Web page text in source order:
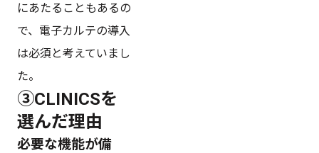
にあたることもあるの
で、電子カルテの導入
は必須と考えていまし
た。
③CLINICSを
選んだ理由
必要な機能が備